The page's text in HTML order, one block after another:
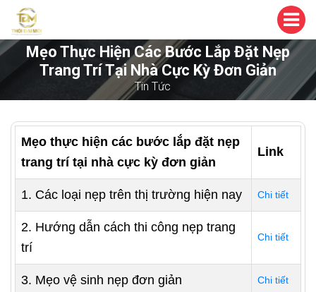
Mẹo Thực Hiện Các Bước Lắp Đặt Nẹp
Trang Trí Tại Nhà Cực Kỳ Đơn Giản
Tin Tức
Mẹo thực hiện các bước lắp đặt nẹp
trang trí tại nhà cực kỳ đơn giản
Link
1. Các loại nẹp trên thị trường hiện nay Chi tiết
2. Hướng dẫn cách thi công nẹp trang
trí
Chi tiết
3. Mẹo vệ sinh nẹp đơn giản Chi tiết